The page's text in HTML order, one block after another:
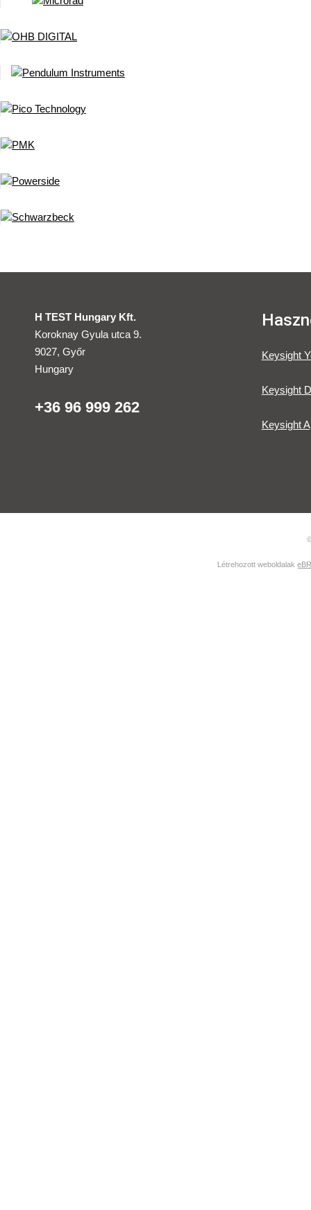
H TEST Hungary Kft.
Koroknay Gyula utca 9.
9027, Győr
Hungary
+36 96 999 262
Keysight
Keysight
Keysight
Létrehozott weboldalak